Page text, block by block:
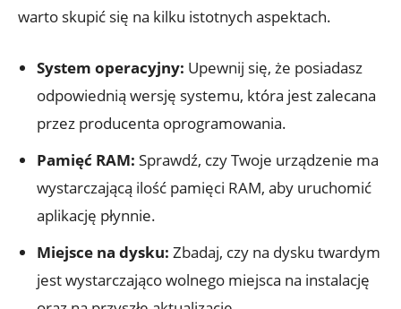
warto skupić się na kilku istotnych aspektach.
System operacyjny: Upewnij się, że posiadasz
odpowiednią wersję systemu, która jest zalecana
przez producenta oprogramowania.
Pamięć RAM: Sprawdź, czy Twoje urządzenie ma
wystarczającą ilość pamięci RAM, aby uruchomić
aplikację płynnie.
Miejsce na dysku: Zbadaj, czy na dysku twardym
jest wystarczająco wolnego miejsca na instalację